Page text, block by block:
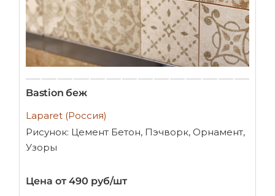
Bastion беж
Laparet (Россия)
Рисунок: Цемент Бетон, Пэчворк, Орнамент,
Узоры
Цена от 490 руб/шт